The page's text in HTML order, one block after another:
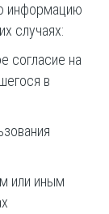
информацию
случаях:
согласие на
в
или иным